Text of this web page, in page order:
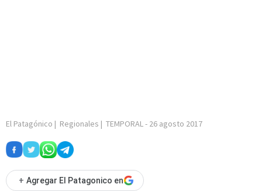
El Patagónico | Regionales | TEMPORAL- 26 agosto 2017
+ Agregar El Patagonico en